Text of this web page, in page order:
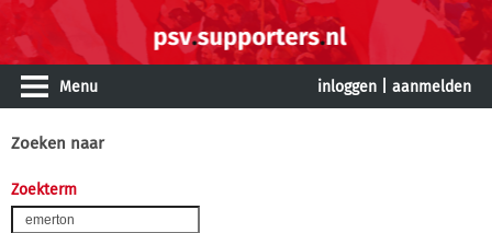
Menu inloggen aanmelden
Zoeken naar
Zoekterm